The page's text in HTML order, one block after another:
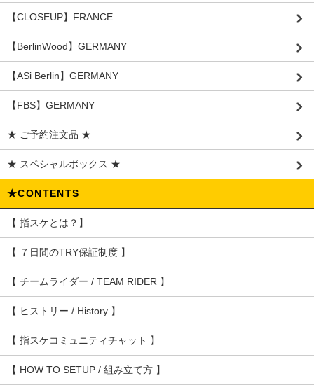
【CLOSEUP】FRANCE
【BerlinWood】GERMANY
【ASi Berlin】GERMANY
【FBS】GERMANY
★ ご予約注文品 ★
★ スペシャルボックス ★
★CONTENTS
【 指スケとは？】
【 ７日間のTRY保証制度 】
【 チームライダー / TEAM RIDER 】
【 ヒストリー / History 】
【 指スケコミュニティチャット 】
【 HOW TO SETUP / 組み立て方 】